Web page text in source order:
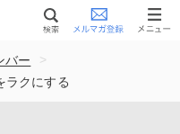
バー
>
ラクにする